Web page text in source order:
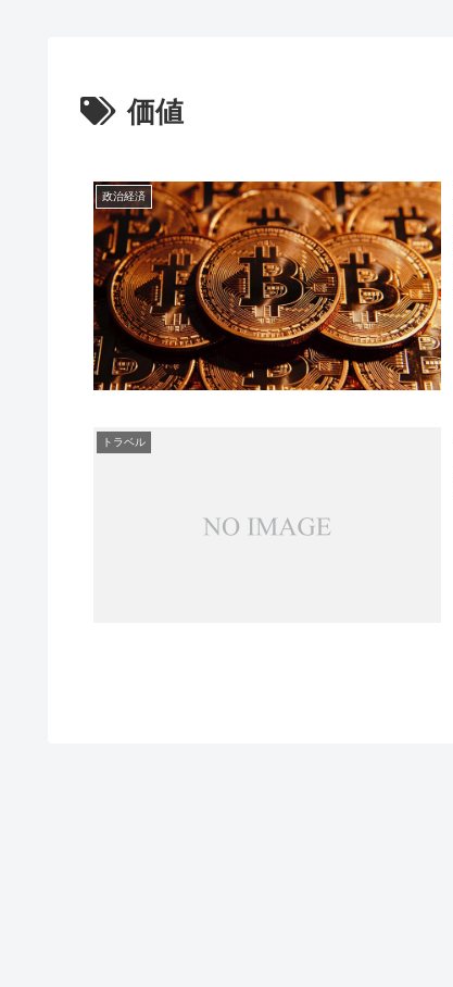
価値
政治経済
トラベル